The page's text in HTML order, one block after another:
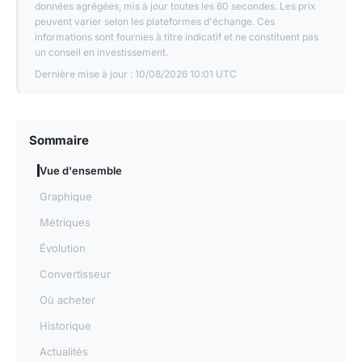
données agrégées, mis à jour toutes les 60 secondes. Les prix
peuvent varier selon les plateformes d'échange. Ces
informations sont fournies à titre indicatif et ne constituent pas
un conseil en investissement.
Dernière mise à jour : 10/08/2026 10:01 UTC
Sommaire
Vue d'ensemble
Graphique
Métriques
Évolution
Convertisseur
Où acheter
Historique
Actualités